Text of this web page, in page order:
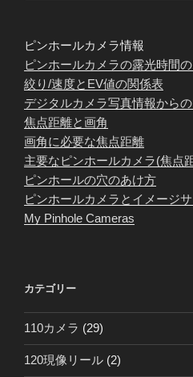
ピンホールカメラ情報
ピンホールカメラの露光時間
絞り/速度とEV値の関係表
デジタルカメラ写真情報から
焦点距離と画角
画角に必要な焦点距離
主要なピンホールカメラ(焦点
ピンホールの穴のあけ方
ピンホールカメラとイメージ
My Pinhole Cameras
カテゴリー
110カメラ (29)
120現像リール (2)